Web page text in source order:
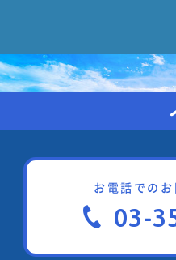
お電話での
03-